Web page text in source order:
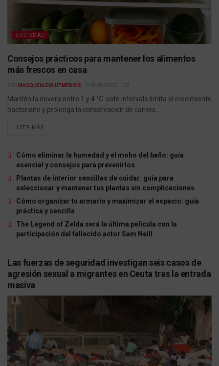
SOCIEDAD
Consejos prácticos para mantener los alimentos
más frescos en casa
POR MASQUEALDIA UTMEDIOS 08/08/2026
Mantén la nevera entre 1 y 4 °C: este intervalo limita el crecimiento
bacteriano y prolonga la conservación de carnes,...
LEER MÁS
Cómo eliminar la humedad y el moho del baño: guía
esencial y consejos para prevenirlos
Plantas de interior sencillas de cuidar: guía para
seleccionar y mantener tus plantas sin complicaciones
Cómo organizar tu armario y maximizar el espacio: guía
práctica y sencilla
The Legend of Zelda será la última película con la
participación del fallecido actor Sam Neill
Las fuerzas de seguridad investigan seis casos de
agresión sexual a migrantes en Ceuta tras la entrada
masiva